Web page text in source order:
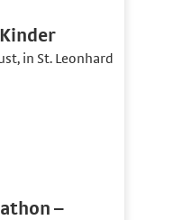
in St. Leonhard
–